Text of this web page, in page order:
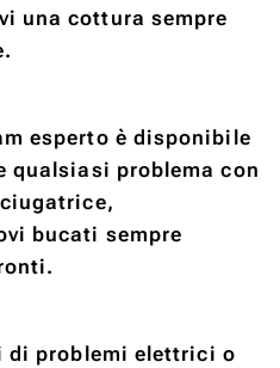
una cottura sempre
esperto è disponibile
qualsiasi problema con
bucati sempre
di problemi elettrici o